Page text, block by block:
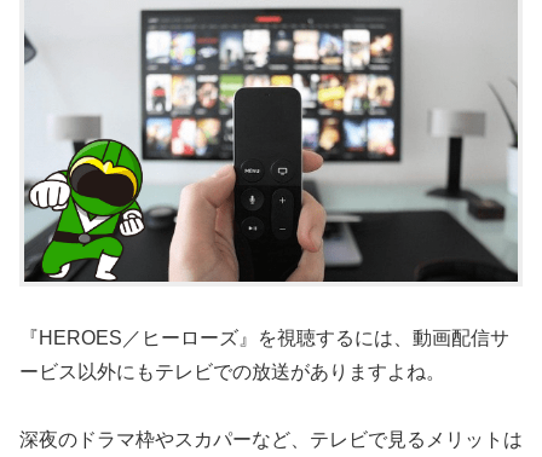
『HEROES／ヒーローズ』を視聴するには、動画配信サ
ービス以外にもテレビでの放送がありますよね。
深夜のドラマ枠やスカパーなど、テレビで見るメリットは